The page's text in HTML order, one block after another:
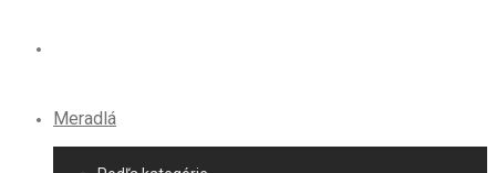
Meradlá